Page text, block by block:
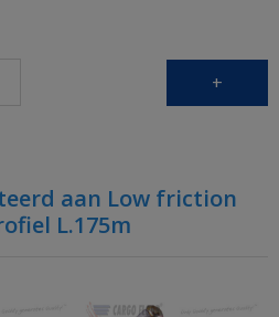
+
aan Low friction
L.175m